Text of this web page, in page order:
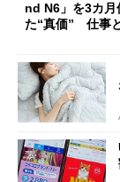
nd N6」を3カ月
た“真価” 仕事